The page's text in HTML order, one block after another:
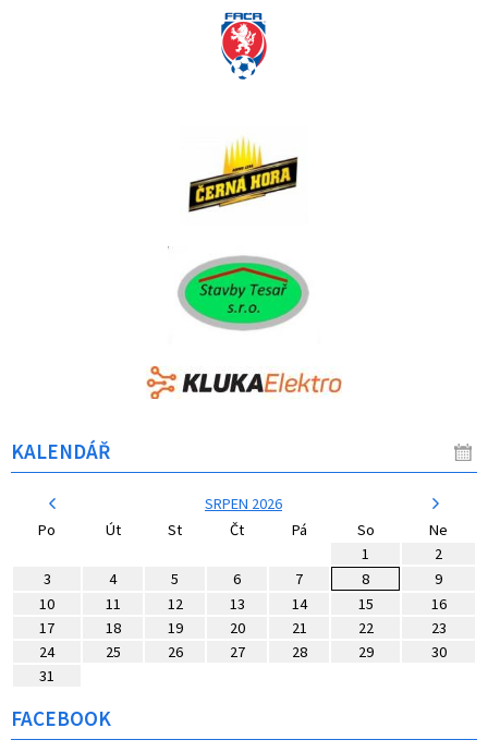
KALENDÁŘ
SRPEN 2026
Po
Út St Čt Pá So
Ne
1
2
3
4 5 6 7 8
9
10
11 12 13 14 15
16
17
18 19 20 21 22
23
24
25 26 27 28 29
30
31
FACEBOOK